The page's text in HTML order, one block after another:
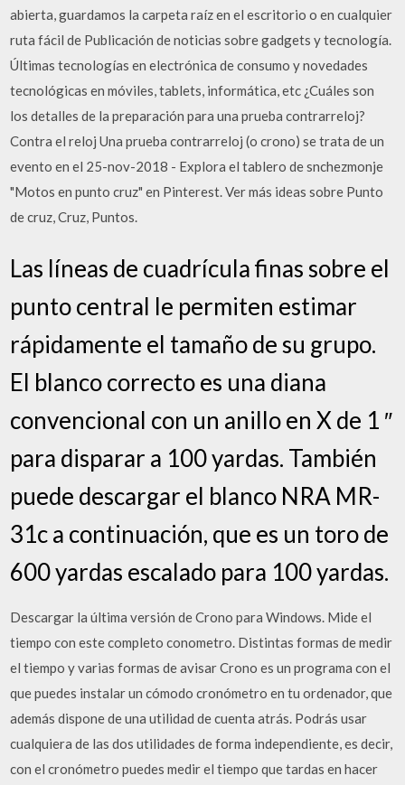
abierta, guardamos la carpeta raíz en el escritorio o en cualquier
ruta fácil de Publicación de noticias sobre gadgets y tecnología.
Últimas tecnologías en electrónica de consumo y novedades
tecnológicas en móviles, tablets, informática, etc ¿Cuáles son
los detalles de la preparación para una prueba contrarreloj?
Contra el reloj Una prueba contrarreloj (o crono) se trata de un
evento en el 25-nov-2018 - Explora el tablero de snchezmonje
"Motos en punto cruz" en Pinterest. Ver más ideas sobre Punto
de cruz, Cruz, Puntos.
Las líneas de cuadrícula finas sobre el
punto central le permiten estimar
rápidamente el tamaño de su grupo.
El blanco correcto es una diana
convencional con un anillo en X de 1 ″
para disparar a 100 yardas. También
puede descargar el blanco NRA MR-
31c a continuación, que es un toro de
600 yardas escalado para 100 yardas.
Descargar la última versión de Crono para Windows. Mide el
tiempo con este completo conometro. Distintas formas de medir
el tiempo y varias formas de avisar Crono es un programa con el
que puedes instalar un cómodo cronómetro en tu ordenador, que
además dispone de una utilidad de cuenta atrás. Podrás usar
cualquiera de las dos utilidades de forma independiente, es decir,
con el cronómetro puedes medir el tiempo que tardas en hacer